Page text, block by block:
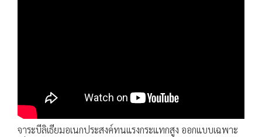
จาระบีลิเธียมอเนกประสงค์ทนแรงกระแทกสูง ออกแบบเฉพาะ